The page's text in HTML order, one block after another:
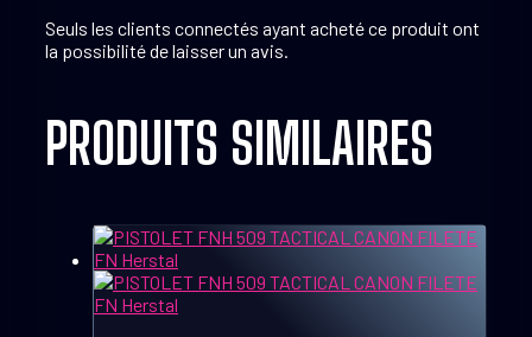
Seuls les clients connectés ayant acheté ce produit ont
la possibilité de laisser un avis.
PRODUITS SIMILAIRES